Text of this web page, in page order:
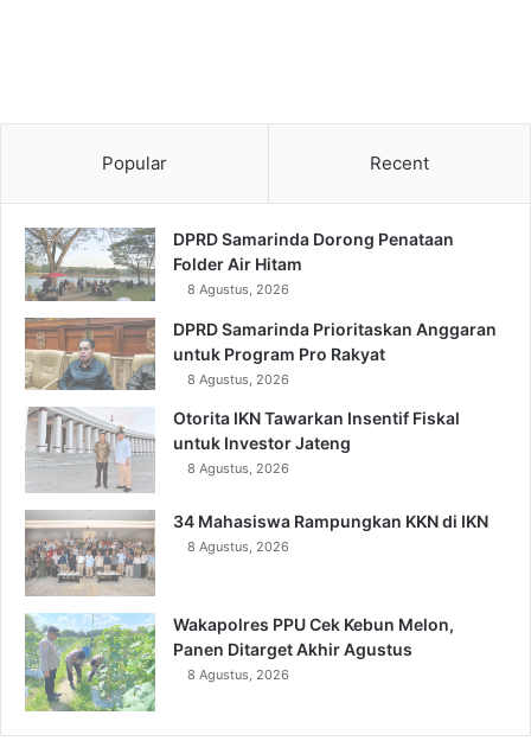
Popular Recent
DPRD Samarinda Dorong Penataan
Folder Air Hitam
8 Agustus, 2026
DPRD Samarinda Prioritaskan Anggaran
untuk Program Pro Rakyat
8 Agustus, 2026
Otorita IKN Tawarkan Insentif Fiskal
untuk Investor Jateng
8 Agustus, 2026
34 Mahasiswa Rampungkan KKN di IKN
8 Agustus, 2026
Wakapolres PPU Cek Kebun Melon,
Panen Ditarget Akhir Agustus
8 Agustus, 2026